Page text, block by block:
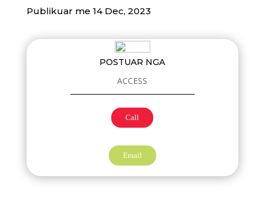
Publikuar me 14 Dec, 2023
POSTUAR NGA
ACCESS
Call
Email